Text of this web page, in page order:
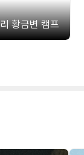
황금변 캠프